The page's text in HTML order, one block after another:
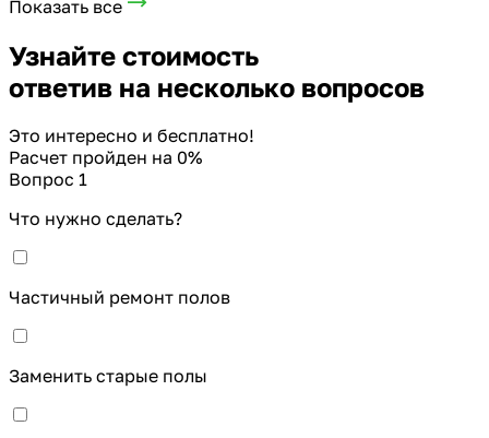
Показать все
Узнайте стоимость
ответив на несколько вопросов
Это интересно и бесплатно!
Расчет пройден на 0%
Вопрос 1
Что нужно сделать?
Частичный ремонт полов
Заменить старые полы